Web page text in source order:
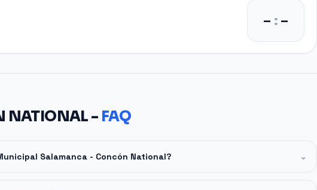
– :–
NATIONAL - FAQ
Salamanca - Concón National? ⌄